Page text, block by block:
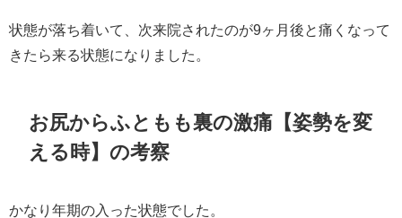
状態が落ち着いて、次来院されたのが9ヶ月後と痛くなって
きたら来る状態になりました。
お尻からふともも裏の激痛【姿勢を変
える時】の考察
かなり年期の入った状態でした。